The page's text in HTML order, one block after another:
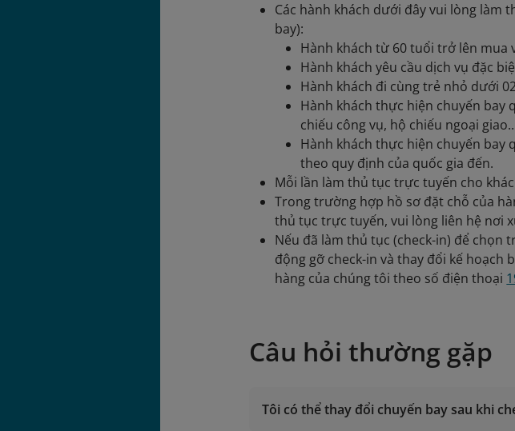
Các hành khách dưới đây vui lòng làm
bay):
Hành khách từ 60 tuổi trở lên mua
Hành khách yêu cầu dịch vụ đặc
Hành khách đi cùng trẻ nhỏ dưới
Hành khách thực hiện chuyến bay
chiếu công vụ, hộ chiếu ngoại
Hành khách thực hiện chuyến bay
theo quy định của quốc gia đến.
Mỗi lần làm thủ tục trực tuyến cho
Trong trường hợp hồ sơ đặt chỗ của
thủ tục trực tuyến, vui lòng liên hệ nơi
Nếu đã làm thủ tục (check-in) để
động gỡ check-in và thay đổi kế hoạch
hàng của chúng tôi theo số điện thoại
Câu hỏi thường gặp
Tôi có thể thay đổi chuyến bay sau khi